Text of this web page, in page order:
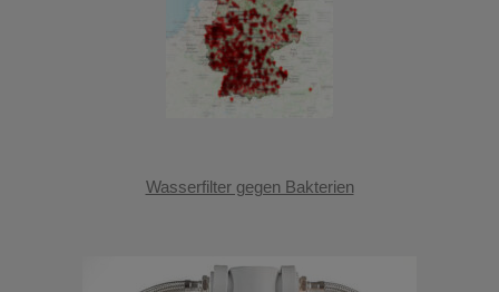
Wasserfilter gegen Bakterien